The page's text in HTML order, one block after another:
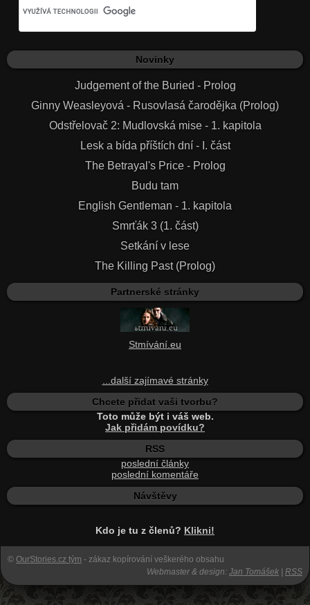
Novinky
Judgement of the Buried - Prolog
Ginny Weasleyová - Rusovlasá čarodějka (Prolog)
Odstřelovač 2: Mudlovská mise - 1. kapitola
Lesk a bída příštích dní - I. část
The Betrayal's Price - Prolog
Budu tam
English Gentleman - 1. kapitola
Smrťák 3 (1. část)
Setkání v lese
The Killing Past (Prolog)
Partnerské stránky
Stmívání.eu
...další zajímavé stránky
Chcete přidat vaši tvorbu?
Toto může být i váš web.
Jak přidám povídku?
RSS
poslední články
poslední komentáře
Návštěvy
Kdo je tu z členů? Klikni!
© OurStories.cz tým - zákaz kopírování veškerého obsahu
Webmaster & design: Jan Tomášek RSS